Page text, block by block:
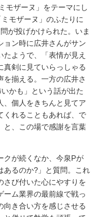
モザーヌ」をテーマにし
モザーヌ」のふたりに
が投げかけられた。いま
ョン時に広井さんがサン
ようで、「表情が見え
真剣に見ていらっしゃる
揃える。一方の広井さ
かも」という話が出た
、個人をきちんと見てア
くれることもあれば、で
と、この場で感謝を言葉
が続くなか、今泉Pが
あるのか?」と質問。これ
さび付いた心にやすりを
ーム業界の最前線で戦っ
向き合い方を感じさせる